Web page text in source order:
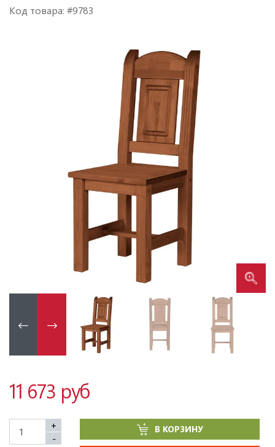
Код товара: #9783
11 673 руб
+
-
В КОРЗИНУ